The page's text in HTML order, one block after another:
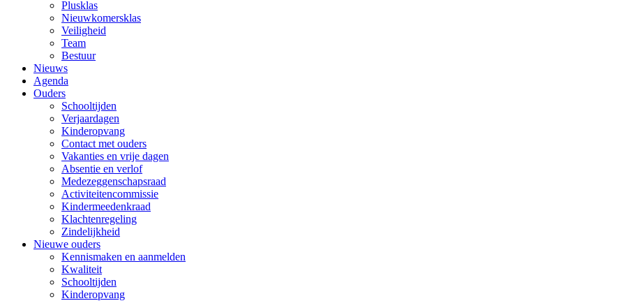
Plusklas
Nieuwkomersklas
Veiligheid
Team
Bestuur
Nieuws
Agenda
Ouders
Schooltijden
Verjaardagen
Kinderopvang
Contact met ouders
Vakanties en vrije dagen
Absentie en verlof
Medezeggenschapsraad
Activiteitencommissie
Kindermeedenkraad
Klachtenregeling
Zindelijkheid
Nieuwe ouders
Kennismaken en aanmelden
Kwaliteit
Schooltijden
Kinderopvang